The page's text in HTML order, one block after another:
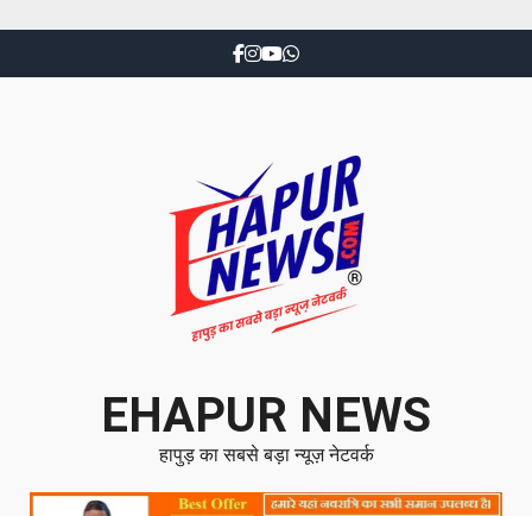
EHAPUR NEWS
हापुड़ का सबसे बड़ा न्यूज़ नेटवर्क